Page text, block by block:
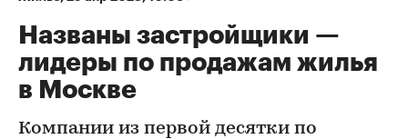
Названы застройщики —
лидеры по продажам жилья
в Москве
Компании из первой десятки по